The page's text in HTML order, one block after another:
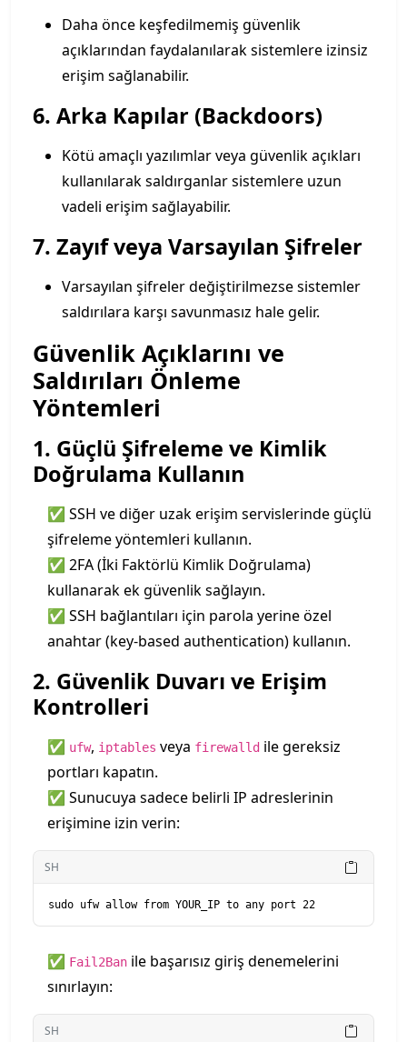
Daha önce keşfedilmemiş güvenlik
açıklarından faydalanılarak sistemlere izinsiz
erişim sağlanabilir.
6. Arka Kapılar (Backdoors)
Kötü amaçlı yazılımlar veya güvenlik açıkları
kullanılarak saldırganlar sistemlere uzun
vadeli erişim sağlayabilir.
7. Zayıf veya Varsayılan Şifreler
Varsayılan şifreler değiştirilmezse sistemler
saldırılara karşı savunmasız hale gelir.
Güvenlik Açıklarını ve
Saldırıları Önleme
Yöntemleri
1. Güçlü Şifreleme ve Kimlik
Doğrulama Kullanın
✅ SSH ve diğer uzak erişim servislerinde güçlü
şifreleme yöntemleri kullanın.
✅ 2FA (İki Faktörlü Kimlik Doğrulama)
kullanarak ek güvenlik sağlayın.
✅ SSH bağlantıları için parola yerine özel
anahtar (key-based authentication) kullanın.
2. Güvenlik Duvarı ve Erişim
Kontrolleri
✅ ufw, iptables veya firewalld ile gereksiz
portları kapatın.
✅ Sunucuya sadece belirli IP adreslerinin
erişimine izin verin:
SH
✅ Fail2Ban ile başarısız giriş denemelerini
sınırlayın:
SH